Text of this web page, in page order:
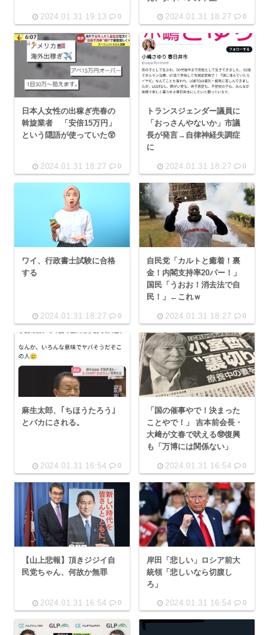
2024.01.31 19:13 0 2024.01.31 18:27 0
日本人女性の出稼ぎ売春の
斡旋業者 「安倍15万円」
という隠語が使っていた😲
2024.01.31 18:27 0
トランスジェンダー議員に
「おっさんやないか」市議
長が発言→自律神経失調症
に
2024.01.31 18:27 0
ワイ、行政書士試験に合格
する
2024.01.31 18:27 0
自民党「カルトと癒着！裏
金！内閣支持率20パー！」
国民「うおお！消去法で自
民！」←これｗ
2024.01.31 18:27 0
麻生太郎、｢ちほうたろう｣
とバカにされる。
2024.01.31 16:54 0
「国の催事やで！決まった
ことやで！」 吉本前会長・
大﨑が文春で吠える🤓復興
も「万博には関係ない」
2024.01.31 16:54 0
【山上悲報】頂きジジイ自
民党ちゃん、何故か無罪
2024.01.31 16:54 0
岸田「悲しい」ロシア前大
統領「悲しいなら切腹し
ろ」
2024.01.31 16:54 0